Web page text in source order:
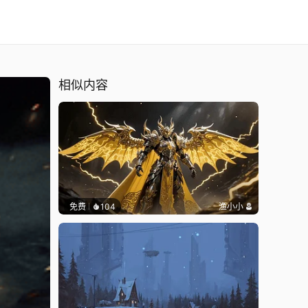
相似内容
免费 104 渔小小